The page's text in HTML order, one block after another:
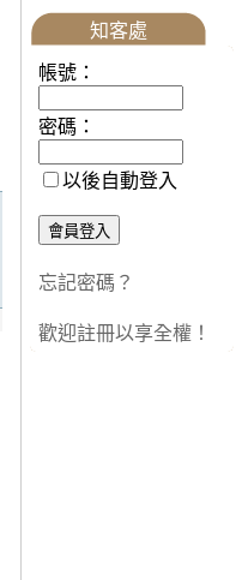
知客處
帳號：
密碼：
以後自動登入
忘記密碼？
歡迎註冊以享全權！